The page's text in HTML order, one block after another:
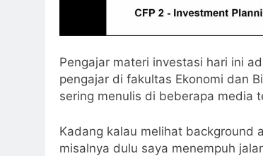
Pengajar materi investasi hari ini
pengajar di fakultas Ekonomi dan
sering menulis di beberapa media
Kadang kalau melihat background
misalnya dulu saya menempuh